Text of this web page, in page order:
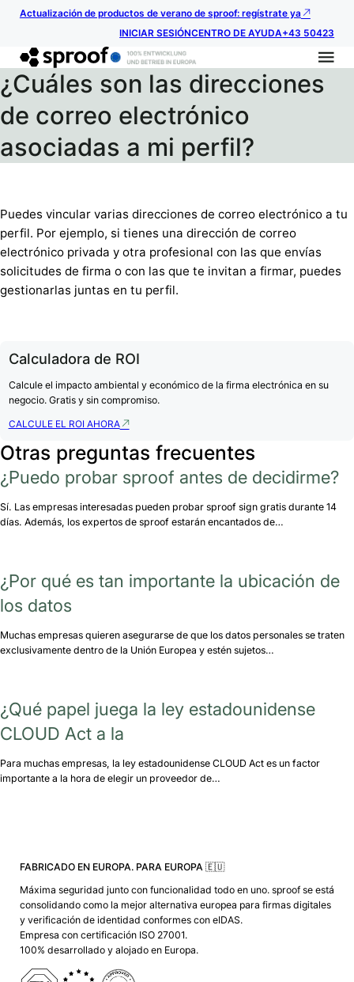
Actualización de productos de verano de sproof: regístrate ya
INICIAR SESIÓNCENTRO DE AYUDA+43 50423
¿Cuáles son las direcciones
de correo electrónico
asociadas a mi perfil?
Puedes vincular varias direcciones de correo electrónico a tu
perfil. Por ejemplo, si tienes una dirección de correo
electrónico privada y otra profesional con las que envías
solicitudes de firma o con las que te invitan a firmar, puedes
gestionarlas juntas en tu perfil.
Calculadora de ROI
Calcule el impacto ambiental y económico de la firma electrónica en su
negocio. Gratis y sin compromiso.
CALCULE EL ROI AHORA
Otras preguntas frecuentes
¿Puedo probar sproof antes de decidirme?
Sí. Las empresas interesadas pueden probar sproof sign gratis durante 14
días. Además, los expertos de sproof estarán encantados de…
¿Por qué es tan importante la ubicación de
los datos
Muchas empresas quieren asegurarse de que los datos personales se traten
exclusivamente dentro de la Unión Europea y estén sujetos…
¿Qué papel juega la ley estadounidense
CLOUD Act a la
Para muchas empresas, la ley estadounidense CLOUD Act es un factor
importante a la hora de elegir un proveedor de…
FABRICADO EN EUROPA. PARA EUROPA 🇪🇺
Máxima seguridad junto con funcionalidad todo en uno. sproof se está
consolidando como la mejor alternativa europea para firmas digitales
y verificación de identidad conformes con eIDAS.
Empresa con certificación ISO 27001.
100% desarrollado y alojado en Europa.